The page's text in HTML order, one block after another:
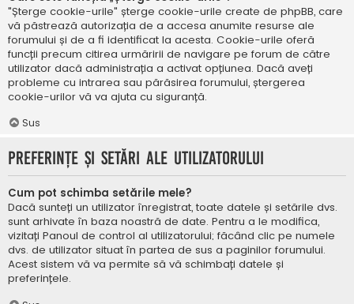
"Șterge cookie-urile" șterge cookie-urile create de phpBB, care
vă păstrează autorizația de a accesa anumite resurse ale
forumului și de a fi identificat la acesta. Cookie-urile oferă
funcții precum citirea urmăririi de navigare pe forum de către
utilizator dacă administrația a activat opțiunea. Dacă aveți
probleme cu intrarea sau părăsirea forumului, ștergerea
cookie-urilor vă va ajuta cu siguranță.
Sus
Preferințe și setări ale utilizatorului
Cum pot schimba setările mele?
Dacă sunteți un utilizator înregistrat, toate datele și setările dvs.
sunt arhivate în baza noastră de date. Pentru a le modifica,
vizitați Panoul de control al utilizatorului; făcând clic pe numele
dvs. de utilizator situat în partea de sus a paginilor forumului.
Acest sistem vă va permite să vă schimbați datele și
preferințele.